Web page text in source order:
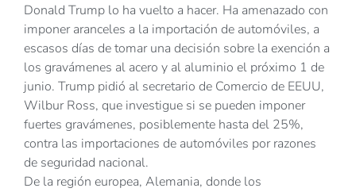
Donald Trump lo ha vuelto a hacer. Ha amenazado con
imponer aranceles a la importación de automóviles, a
escasos días de tomar una decisión sobre la exención a
los gravámenes al acero y al aluminio el próximo 1 de
junio. Trump pidió al secretario de Comercio de EEUU,
Wilbur Ross, que investigue si se pueden imponer
fuertes gravámenes, posiblemente hasta del 25%,
contra las importaciones de automóviles por razones
de seguridad nacional.
De la región europea, Alemania, donde los